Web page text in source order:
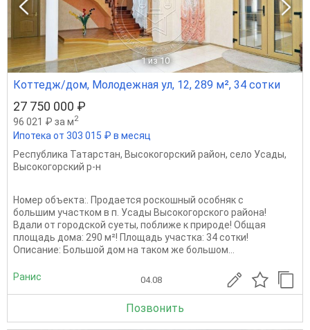
1 из 10
Коттедж/дом, Молодежная ул, 12, 289 м², 34 сотки
27 750 000 ₽
96 021 ₽ за м2
Ипотека от 303 015 ₽ в месяц
Республика Татарстан, Высокогорский район, село Усады,
Высокогорский р-н
Номер объекта:. Продается роскошный особняк с
большим участком в п. Усады Высокогорского района!
Вдали от городской суеты, поближе к природе! Общая
площадь дома: 290 м²! Площадь участка: 34 сотки!
Описание: Большой дом на таком же большом...
Ранис 04.08
Позвонить